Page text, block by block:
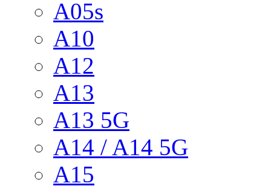
A05s
A10
A12
A13
A13 5G
A14 / A14 5G
A15